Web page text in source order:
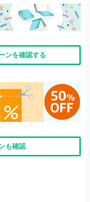
ンを確認する
も確認